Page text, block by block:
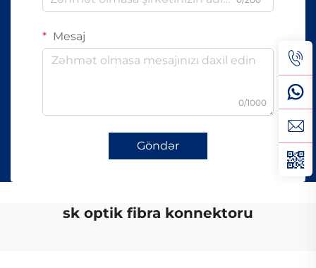
Mesaj
0/1000
Göndər
sk optik fibra konnektoru